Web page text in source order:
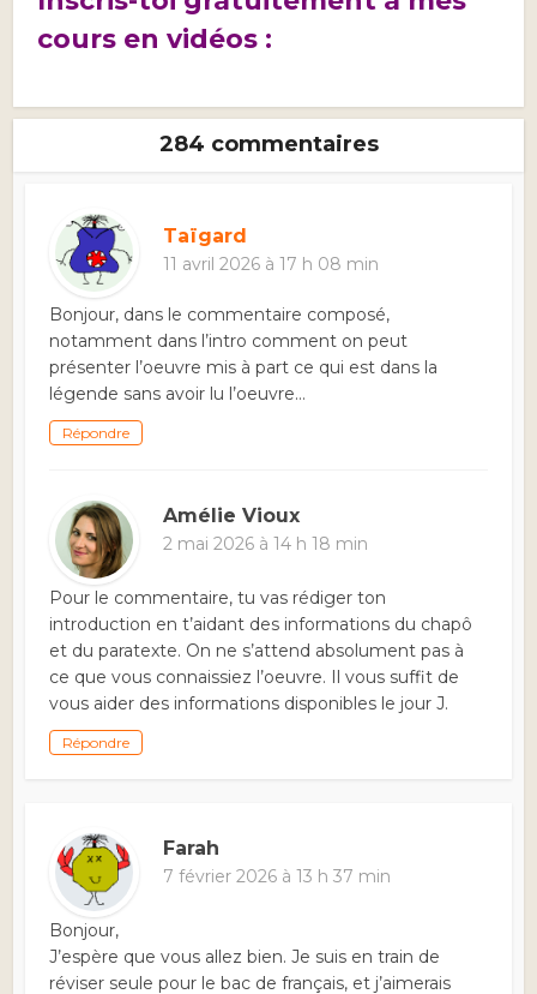
cours en vidéos :
284 commentaires
Taïgard
11 avril 2026 à 17 h 08 min
Bonjour, dans le commentaire composé,
notamment dans l’intro comment on peut
présenter l’oeuvre mis à part ce qui est dans la
légende sans avoir lu l’oeuvre…
Répondre
Amélie Vioux
2 mai 2026 à 14 h 18 min
Pour le commentaire, tu vas rédiger ton
introduction en t’aidant des informations du chapô
et du paratexte. On ne s’attend absolument pas à
ce que vous connaissiez l’oeuvre. Il vous suffit de
vous aider des informations disponibles le jour J.
Répondre
Farah
7 février 2026 à 13 h 37 min
Bonjour,
J’espère que vous allez bien. Je suis en train de
réviser seule pour le bac de français, et j’aimerais